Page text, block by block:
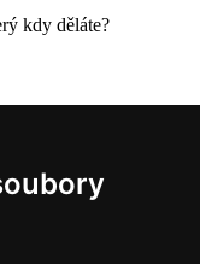
kdy děláte?
zázraky
a všestranný